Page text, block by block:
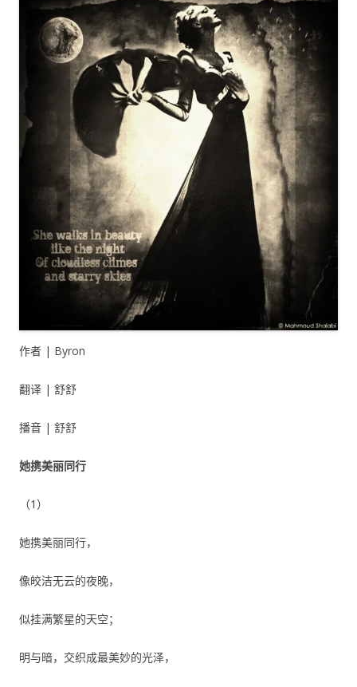
作者 | Byron
翻译 | 舒舒
播音 | 舒舒
她携美丽同行
（1）
她携美丽同行，
像皎洁无云的夜晚，
似挂满繁星的天空；
明与暗，交织成最美妙的光泽，